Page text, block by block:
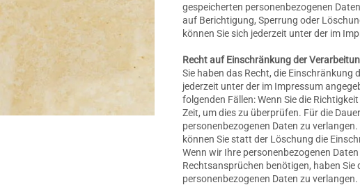
gespeicherten personenbezogenen
auf Berichtigung, Sperrung oder
können Sie sich jederzeit unter der im
Recht auf Einschränkung der
Sie haben das Recht, die Einschränkung
jederzeit unter der im Impressum
folgenden Fällen: Wenn Sie die
Zeit, um dies zu überprüfen. Für die
personenbezogenen Daten zu
können Sie statt der Löschung die
Wenn wir Ihre personenbezogenen
Rechtsansprüchen benötigen, haben
personenbezogenen Daten zu verlangen.